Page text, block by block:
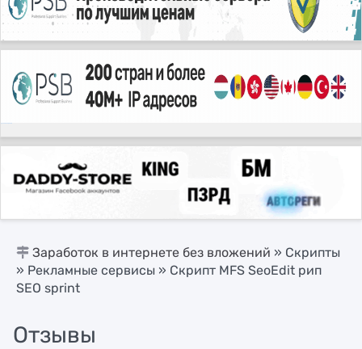
Заработок в интернете без вложений » Скрипты
» Рекламные сервисы » Скрипт MFS SeoEdit рип
SEO sprint
Отзывы